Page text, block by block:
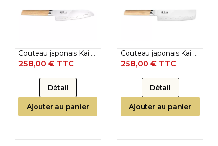
Couteau japonais Kai Seki Magoroku Composite - Couteau santoku 16,5 cm
258,00 € TTC
Détail
Ajouter au panier
Couteau japonais Kai Seki Magoroku Composite - Couteau nakiri 16,5 cm
258,00 € TTC
Détail
Ajouter au panier